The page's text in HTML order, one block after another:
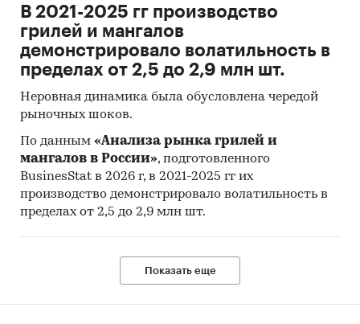
В 2021-2025 гг производство
грилей и мангалов
демонстрировало волатильность в
пределах от 2,5 до 2,9 млн шт.
Неровная динамика была обусловлена чередой
рыночных шоков.
По данным «Анализа рынка грилей и
мангалов в России», подготовленного
BusinesStat в 2026 г, в 2021-2025 гг их
производство демонстрировало волатильность в
пределах от 2,5 до 2,9 млн шт.
Показать еще